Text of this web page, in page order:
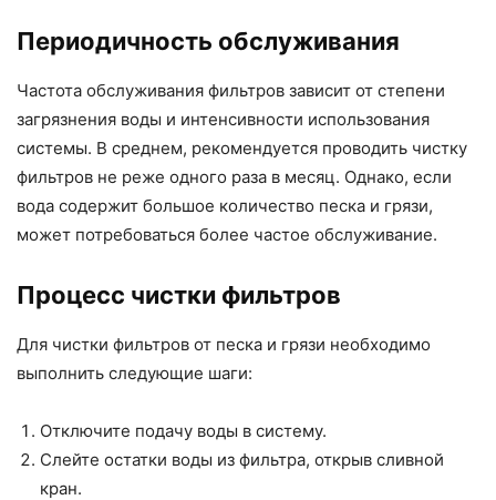
Периодичность обслуживания
Частота обслуживания фильтров зависит от степени
загрязнения воды и интенсивности использования
системы. В среднем, рекомендуется проводить чистку
фильтров не реже одного раза в месяц. Однако, если
вода содержит большое количество песка и грязи,
может потребоваться более частое обслуживание.
Процесс чистки фильтров
Для чистки фильтров от песка и грязи необходимо
выполнить следующие шаги:
Отключите подачу воды в систему.
Слейте остатки воды из фильтра, открыв сливной
кран.